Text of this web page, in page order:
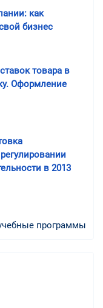
как
бизнес
товара в
Оформление
в 2013
программы